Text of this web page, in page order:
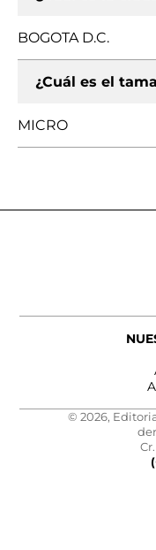
BOGOTA D.C.
¿Cuál es el
MICRO
© 2026,